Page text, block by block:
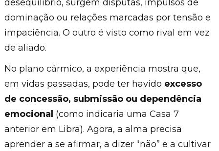
desequilíbrio, surgem disputas, impulsos de
dominação ou relações marcadas por tensão e
impaciência. O outro é visto como rival em vez
de aliado.
No plano cármico, a experiência mostra que,
em vidas passadas, pode ter havido excesso
de concessão, submissão ou dependência
emocional (como indicaria uma Casa 7
anterior em Libra). Agora, a alma precisa
aprender a se afirmar, a dizer “não” e a cultivar